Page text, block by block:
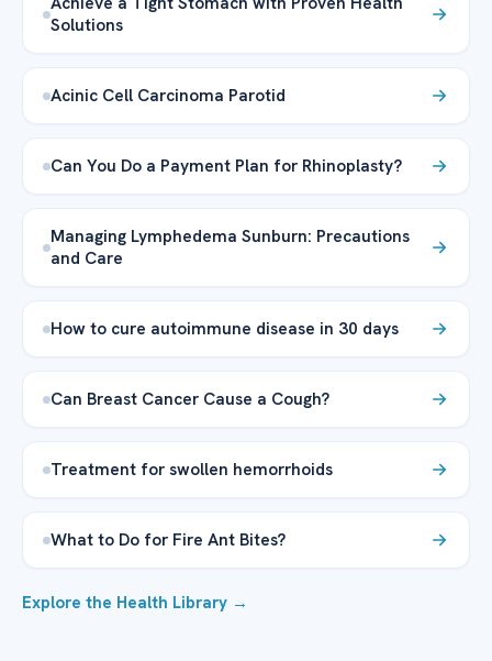
Solutions
Acinic Cell Carcinoma Parotid
Can You Do a Payment Plan for Rhinoplasty?
Managing Lymphedema Sunburn: Precautions
and Care
How to cure autoimmune disease in 30 days
Can Breast Cancer Cause a Cough?
Treatment for swollen hemorrhoids
What to Do for Fire Ant Bites?
Explore the Health Library →